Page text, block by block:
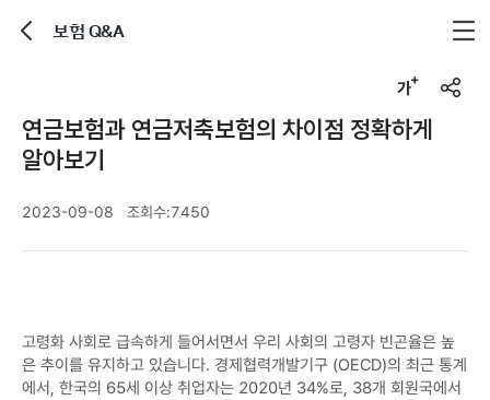
보험 Q&A
연금보험과 연금저축보험의 차이점 정확하게
알아보기
2023-09-08 조회수:7450
고령화 사회로 급속하게 들어서면서 우리 사회의 고령자 빈곤율은 높
은 추이를 유지하고 있습니다. 경제협력개발기구 (OECD)의 최근 통계
에서, 한국의 65세 이상 취업자는 2020년 34%로, 38개 회원국에서